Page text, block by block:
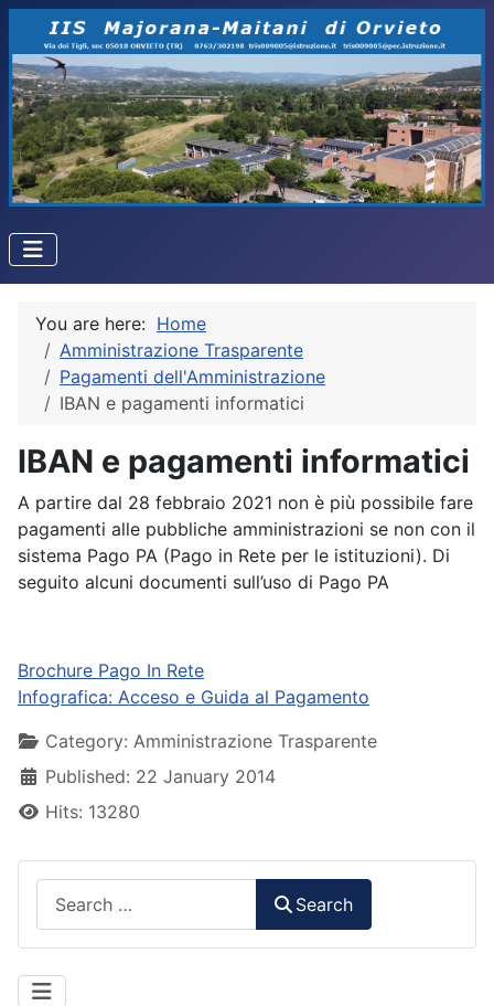
You are here: Home
Amministrazione Trasparente
Pagamenti dell'Amministrazione
IBAN e pagamenti informatici
IBAN e pagamenti informatici
A partire dal 28 febbraio 2021 non è più possibile fare
pagamenti alle pubbliche amministrazioni se non con il
sistema Pago PA (Pago in Rete per le istituzioni). Di
seguito alcuni documenti sull’uso di Pago PA
Brochure Pago In Rete
Infografica: Acceso e Guida al Pagamento
DetailsCategory: Amministrazione Trasparente
Published: 22 January 2014
Hits: 13280
Search